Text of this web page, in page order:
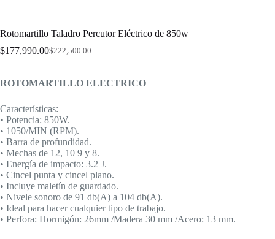
Rotomartillo Taladro Percutor Eléctrico de 850w
$222,500.00
El
original
era:
$177,990.00El
actual
es:
ROTOMARTILLO ELECTRICO
Características:
• Potencia: 850W.
• 1050/MIN (RPM).
• Barra de profundidad.
• Mechas de 12, 10 9 y 8.
• Energía de impacto: 3.2 J.
• Cincel punta y cincel plano.
• Incluye maletín de guardado.
• Nivele sonoro de 91 db(A) a 104 db(A).
• Ideal para hacer cualquier tipo de trabajo.
• Perfora: Hormigón: 26mm /Madera 30 mm /Acero: 13 mm.